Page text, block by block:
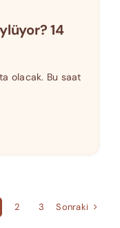
14
olacak. Bu saat
2 3 Sonraki